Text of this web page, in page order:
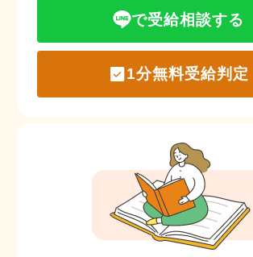
で受給相談する
1分無料受給判定